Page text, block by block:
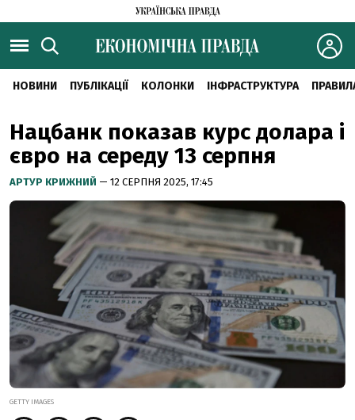
НОВИНИ ПУБЛІКАЦІЇ КОЛОНКИ ІНФРАСТРУКТУРА
Нацбанк показав курс долара і
євро на середу 13 серпня
АРТУР КРИЖНИЙ — 12 СЕРПНЯ 2025, 17:45
GETTY IMAGES